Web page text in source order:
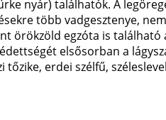
nyár) találhatók. A
több vadgesztenye,
örökzöld egzóta is
elsősorban a
tőzike, erdei szélfű,